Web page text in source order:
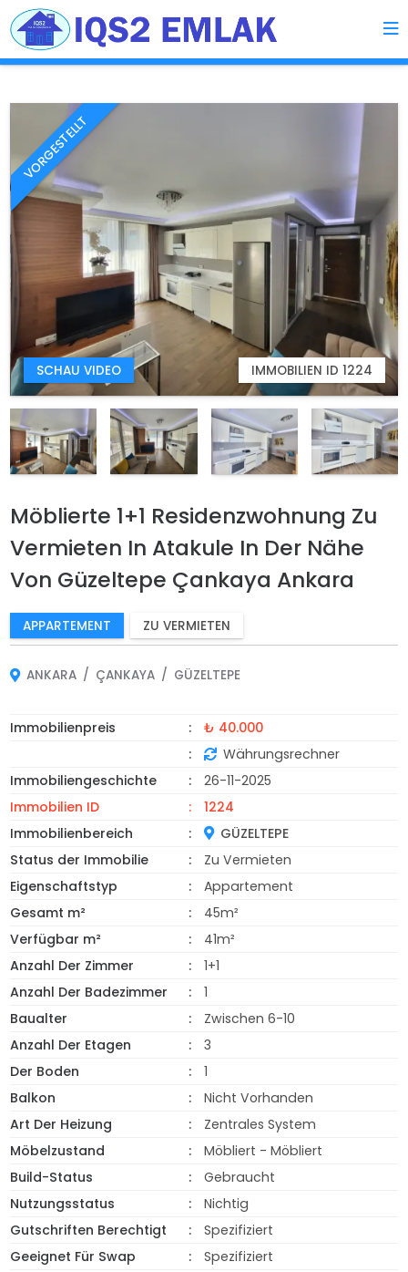
VORGESTELLT
SCHAU VIDEO IMMOBILIEN ID 1224
Möblierte 1+1 Residenzwohnung Zu
Vermieten In Atakule In Der Nähe
Von Güzeltepe Çankaya Ankara
APPARTEMENT ZU VERMIETEN
ANKARA ÇANKAYA GÜZELTEPE
Immobilienpreis
₺ 40.000
Währungsrechner
Immobiliengeschichte
26-11-2025
Immobilien ID
1224
Immobilienbereich
GÜZELTEPE
Status der Immobilie
Zu Vermieten
Eigenschaftstyp
Appartement
Gesamt m²
45m²
Verfügbar m²
41m²
Anzahl Der Zimmer
1+1
Anzahl Der Badezimmer
1
Baualter
Zwischen 6-10
Anzahl Der Etagen
3
Der Boden
1
Balkon
Nicht Vorhanden
Art Der Heizung
Zentrales System
Möbelzustand
Möbliert - Möbliert
Build-Status
Gebraucht
Nutzungsstatus
Nichtig
Gutschriften Berechtigt
Spezifiziert
Geeignet Für Swap
Spezifiziert